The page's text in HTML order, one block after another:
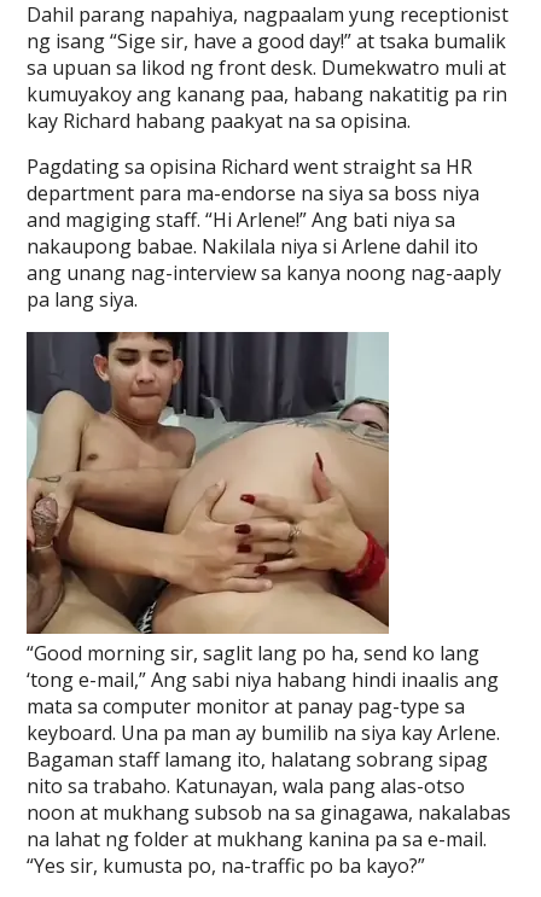
Dahil parang napahiya, nagpaalam yung receptionist
ng isang “Sige sir, have a good day!” at tsaka bumalik
sa upuan sa likod ng front desk. Dumekwatro muli at
kumuyakoy ang kanang paa, habang nakatitig pa rin
kay Richard habang paakyat na sa opisina.
Pagdating sa opisina Richard went straight sa HR
department para ma-endorse na siya sa boss niya
and magiging staff. “Hi Arlene!” Ang bati niya sa
nakaupong babae. Nakilala niya si Arlene dahil ito
ang unang nag-interview sa kanya noong nag-aaply
pa lang siya.
“Good morning sir, saglit lang po ha, send ko lang
‘tong e-mail,” Ang sabi niya habang hindi inaalis ang
mata sa computer monitor at panay pag-type sa
keyboard. Una pa man ay bumilib na siya kay Arlene.
Bagaman staff lamang ito, halatang sobrang sipag
nito sa trabaho. Katunayan, wala pang alas-otso
noon at mukhang subsob na sa ginagawa, nakalabas
na lahat ng folder at mukhang kanina pa sa e-mail.
“Yes sir, kumusta po, na-traffic po ba kayo?”